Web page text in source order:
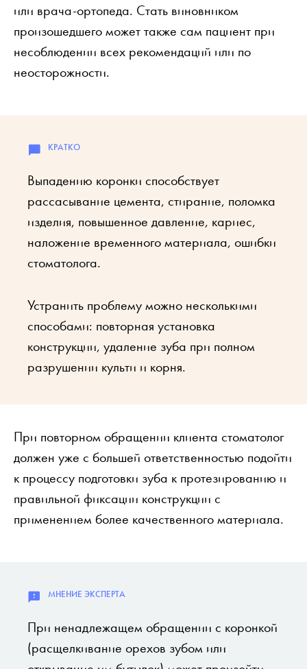
или врача-ортопеда. Стать виновником
произошедшего может также сам пациент при
несоблюдении всех рекомендаций или по
неосторожности.
Выпадению коронки способствует
рассасывание цемента, стирание, поломка
изделия, повышенное давление, кариес,
наложение временного материала, ошибки
стоматолога.
Устранить проблему можно несколькими
способами: повторная установка
конструкции, удаление зуба при полном
разрушении культи и корня.
При повторном обращении клиента стоматолог
должен уже с большей ответственностью подойти
к процессу подготовки зуба к протезированию и
правильной фиксации конструкции с
применением более качественного материала.
При ненадлежащем обращении с коронкой
(расщелкивание орехов зубом или